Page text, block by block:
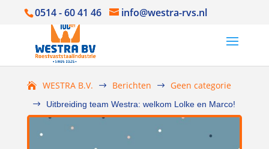
0514 - 60 41 46 info@westra-rvs.nl
WESTRA B.V. $ Berichten $ Geen categorie
$ Uitbreiding team Westra: welkom Lolke en Marco!